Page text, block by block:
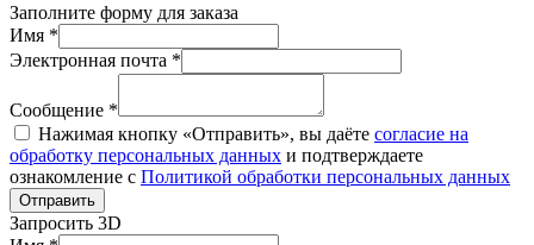
Заполните форму для заказа
Имя *
Электронная почта *
Сообщение *
Нажимая кнопку «Отправить», вы даёте согласие на
обработку персональных данных и подтверждаете
ознакомление с Политикой обработки персональных данных
Отправить
Запросить 3D